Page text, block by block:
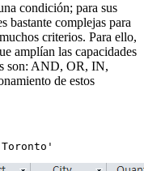
condición; para sus
bastante complejas para
criterios. Para ello,
amplían las capacidades
son: AND, OR, IN,
de estos